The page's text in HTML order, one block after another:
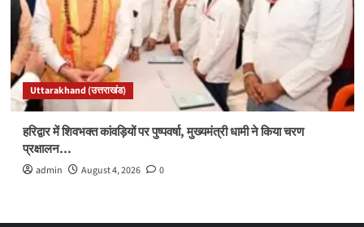
Uttarakhand (उत्तराखंड)
हरिद्वार में शिवभक्त कांवड़ियों पर पुष्पवर्षा, मुख्यमंत्री धामी ने किया चरण
प्रक्षालन…
admin August 4, 2026 0